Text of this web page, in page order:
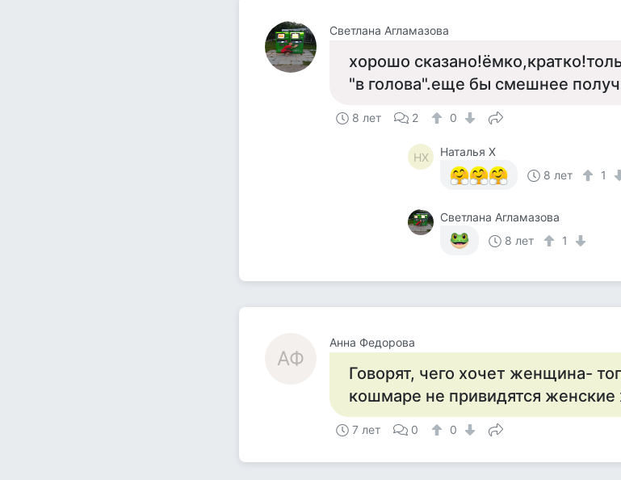
Светлана Агламазова
хорошо
"в голова".еще бы смешнее
8 лет 2 0
НХ
Наталья Х
8 лет
1
Светлана Агламазова
8 лет
1
АФ
Анна Федорова
Говорят, чего хочет женщина-
кошмаре не привидятся женские
7 лет 0 0